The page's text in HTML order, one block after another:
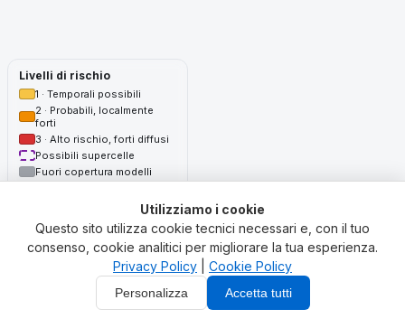
Livelli di rischio
1 · Temporali possibili
2 · Probabili, localmente
forti
3 · Alto rischio, forti diffusi
Possibili supercelle
Fuori copertura modelli
un temporale entro 20 km dal
punto nella giornata (locale).
Prodotto sperimentale automatico, non calibrato.Non sostituisce le
allerte ufficiali della Protezione Civile e dei servizi meteorologici
nazionali/regionali competenti. Modelli: ICON-CH1-EPS (ensemble a 11
membri) + ICON-CH2-EPS (ensemble a 21 membri), MeteoSwiss.
Utilizziamo i cookie
Questo sito utilizza cookie tecnici necessari e, con il tuo
consenso, cookie analitici per migliorare la tua esperienza.
Privacy Policy
Cookie Policy
Personalizza Accetta tutti